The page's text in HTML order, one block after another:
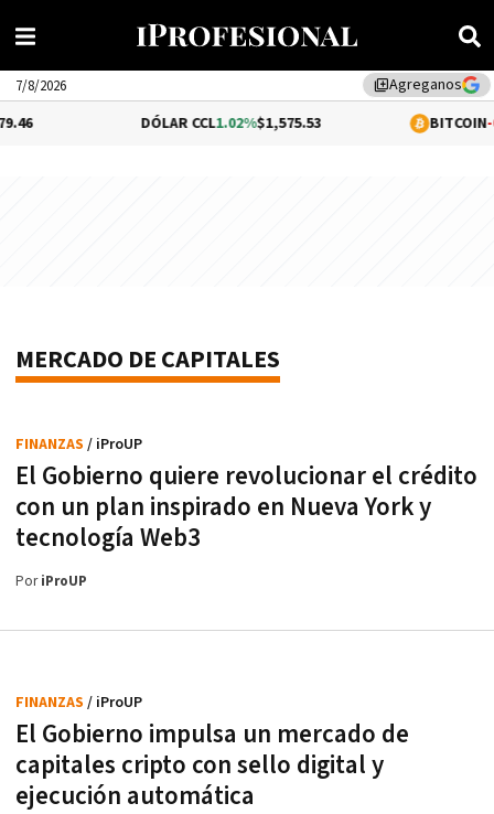
library_addAgreganos
7/8/2026
DÓLAR CCL1.02%$1,575.53 BITCOIN-
MERCADO DE CAPITALES
El Gobierno quiere revolucionar el crédito
con un plan inspirado en Nueva York y
tecnología Web3
FINANZAS / iProUP
PoriProUP
El Gobierno impulsa un mercado de
capitales cripto con sello digital y
ejecución automática
FINANZAS / iProUP